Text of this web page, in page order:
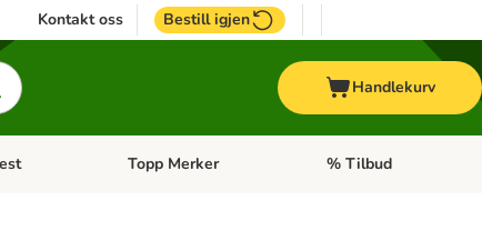
Kontakt oss Bestill igjen
Handlekurv
kategorimeny: + Veterinærfôr
Åpne kategorimeny: Hest
Topp Merker Åpne kategorimeny:
% Tilbud